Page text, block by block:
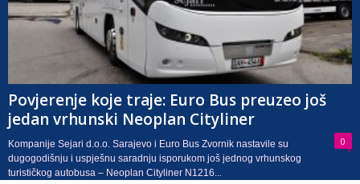
Povjerenje koje traje: Euro Bus preuzeo još
jedan vrhunski Neoplan Cityliner
0
Kompanije Sejari d.o.o. Sarajevo i Euro Bus Zvornik nastavile su
dugogodišnju i uspješnu saradnju isporukom još jednog vrhunskog
turističkog autobusa – Neoplan Cityliner N1216...